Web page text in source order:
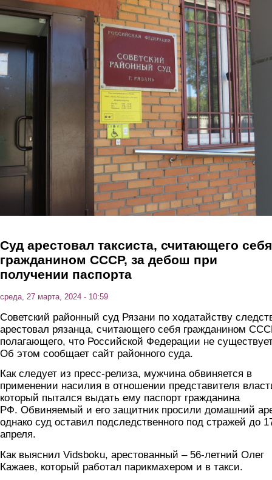
Перейти к основному содержанию
Суд арестовал таксиста, считающего себя
гражданином СССР, за дебош при
получении паспорта
среда, 27 марта, 2024 - 10:59
Советский районный суд Рязани по ходатайству
арестовал рязанца, считающего себя гражданином
полагающего, что Российской Федерации не
Об этом сообщает сайт районного суда.
Как следует из пресс-релиза, мужчина обвиняется в
применении насилия в отношении представителя
который пытался выдать ему паспорт гражданина
РФ. Обвиняемый и его защитник просили домашний
однако суд оставил подследственного под стражей до
апреля.
Как выяснил Vidsboku, арестованный – 56-летний Олег
Кажаев, который работал парикмахером и в такси.